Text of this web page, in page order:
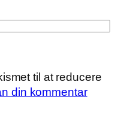
til at reducere
din kommentar